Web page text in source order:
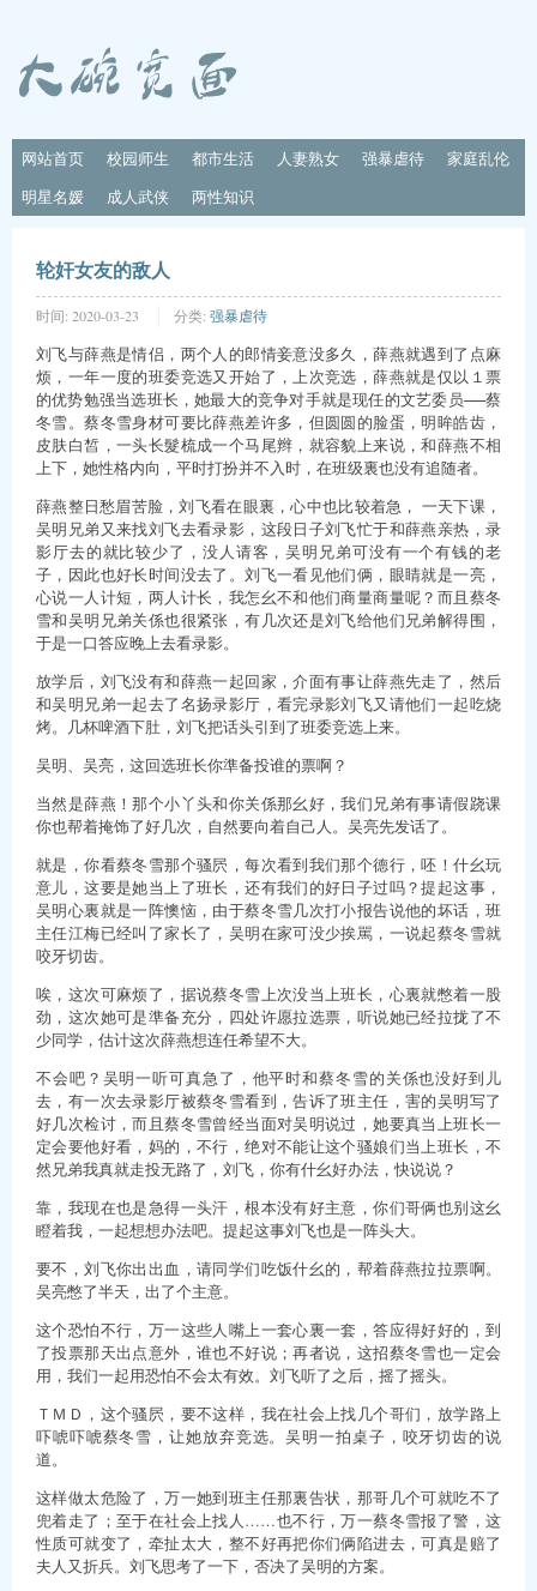
网站首页 校园师生 都市生活 人妻熟女 强暴虐待
家庭乱伦
明星名媛
成人武侠 两性知识
轮奸女友的敌人
时间: 2020-03-23 分类: 强暴虐待
刘飞与薛燕是情侣，两个人的郎情妾意没多久，薛燕就遇到了点麻
烦，一年一度的班委竞选又开始了，上次竞选，薛燕就是仅以１票
的优势勉强当选班长，她最大的竞争对手就是现任的文艺委员──蔡
冬雪。蔡冬雪身材可要比薛燕差许多，但圆圆的脸蛋，明眸皓齿，
皮肤白皙，一头长髮梳成一个马尾辫，就容貌上来说，和薛燕不相
上下，她性格内向，平时打扮并不入时，在班级裏也没有追随者。
薛燕整日愁眉苦脸，刘飞看在眼裏，心中也比较着急， 一天下课，
吴明兄弟又来找刘飞去看录影，这段日子刘飞忙于和薛燕亲热，录
影厅去的就比较少了，没人请客，吴明兄弟可没有一个有钱的老
子，因此也好长时间没去了。刘飞一看见他们俩，眼睛就是一亮，
心说一人计短，两人计长，我怎幺不和他们商量商量呢？而且蔡冬
雪和吴明兄弟关係也很紧张，有几次还是刘飞给他们兄弟解得围，
于是一口答应晚上去看录影。
放学后，刘飞没有和薛燕一起回家，介面有事让薛燕先走了，然后
和吴明兄弟一起去了名扬录影厅，看完录影刘飞又请他们一起吃烧
烤。几杯啤酒下肚，刘飞把话头引到了班委竞选上来。
吴明、吴亮，这回选班长你準备投谁的票啊？
当然是薛燕！那个小丫头和你关係那幺好，我们兄弟有事请假跷课
你也帮着掩饰了好几次，自然要向着自己人。吴亮先发话了。
就是，你看蔡冬雪那个骚屄，每次看到我们那个德行，呸！什幺玩
意儿，这要是她当上了班长，还有我们的好日子过吗？提起这事，
吴明心裏就是一阵懊恼，由于蔡冬雪几次打小报告说他的坏话，班
主任江梅已经叫了家长了，吴明在家可没少挨駡，一说起蔡冬雪就
咬牙切齿。
唉，这次可麻烦了，据说蔡冬雪上次没当上班长，心裏就憋着一股
劲，这次她可是準备充分，四处许愿拉选票，听说她已经拉拢了不
少同学，估计这次薛燕想连任希望不大。
不会吧？吴明一听可真急了，他平时和蔡冬雪的关係也没好到儿
去，有一次去录影厅被蔡冬雪看到，告诉了班主任，害的吴明写了
好几次检讨，而且蔡冬雪曾经当面对吴明说过，她要真当上班长一
定会要他好看，妈的，不行，绝对不能让这个骚娘们当上班长，不
然兄弟我真就走投无路了，刘飞，你有什幺好办法，快说说？
靠，我现在也是急得一头汗，根本没有好主意，你们哥俩也别这幺
瞪着我，一起想想办法吧。提起这事刘飞也是一阵头大。
要不，刘飞你出出血，请同学们吃饭什幺的，帮着薛燕拉拉票啊。
吴亮憋了半天，出了个主意。
这个恐怕不行，万一这些人嘴上一套心裏一套，答应得好好的，到
了投票那天出点意外，谁也不好说；再者说，这招蔡冬雪也一定会
用，我们一起用恐怕不会太有效。刘飞听了之后，摇了摇头。
ＴＭＤ，这个骚屄，要不这样，我在社会上找几个哥们，放学路上
吓唬吓唬蔡冬雪，让她放弃竞选。吴明一拍桌子，咬牙切齿的说
道。
这样做太危险了，万一她到班主任那裏告状，那哥几个可就吃不了
兜着走了；至于在社会上找人……也不行，万一蔡冬雪报了警，这
性质可就变了，牵扯太大，整不好再把你们俩陷进去，可真是赔了
夫人又折兵。刘飞思考了一下，否决了吴明的方案。